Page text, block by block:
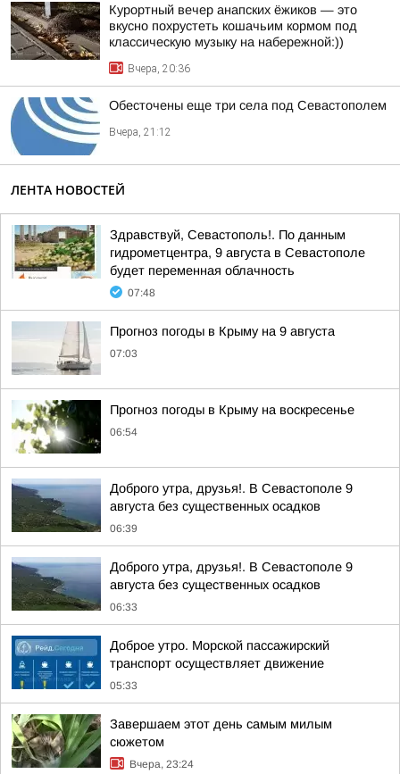
Курортный вечер анапских ёжиков — это
вкусно похрустеть кошачьим кормом под
классическую музыку на набережной:))
Вчера, 20:36
Обесточены еще три села под Севастополем
Вчера, 21:12
ЛЕНТА НОВОСТЕЙ
Здравствуй, Севастополь!. По данным
гидрометцентра, 9 августа в Севастополе
будет переменная облачность
07:48
Прогноз погоды в Крыму на 9 августа
07:03
Прогноз погоды в Крыму на воскресенье
06:54
Доброго утра, друзья!. В Севастополе 9
августа без существенных осадков
06:39
Доброго утра, друзья!. В Севастополе 9
августа без существенных осадков
06:33
Доброе утро. Морской пассажирский
транспорт осуществляет движение
05:33
Завершаем этот день самым милым
сюжетом
Вчера, 23:24